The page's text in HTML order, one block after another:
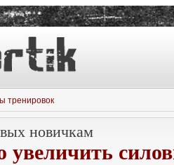
тренировок
новичкам
увеличить